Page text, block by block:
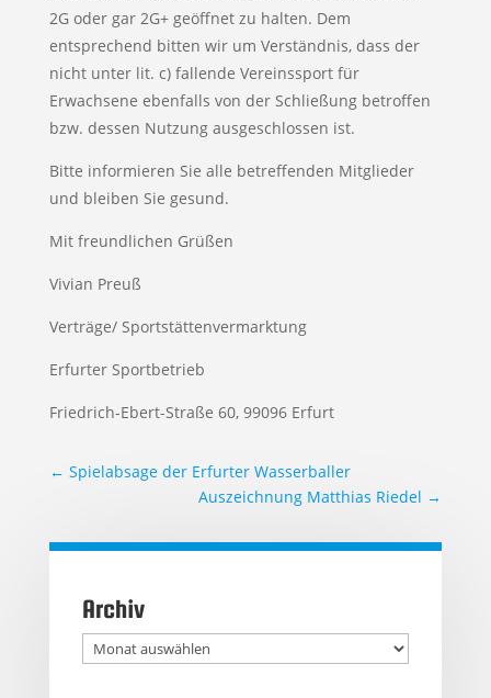
2G oder gar 2G+ geöffnet zu halten. Dem
entsprechend bitten wir um Verständnis, dass der
nicht unter lit. c) fallende Vereinssport für
Erwachsene ebenfalls von der Schließung betroffen
bzw. dessen Nutzung ausgeschlossen ist.
Bitte informieren Sie alle betreffenden Mitglieder
und bleiben Sie gesund.
Mit freundlichen Grüßen
Vivian Preuß
Verträge/ Sportstättenvermarktung
Erfurter Sportbetrieb
Friedrich-Ebert-Straße 60, 99096 Erfurt
← Spielabsage der Erfurter Wasserballer
Auszeichnung Matthias Riedel →
Archiv
Archiv